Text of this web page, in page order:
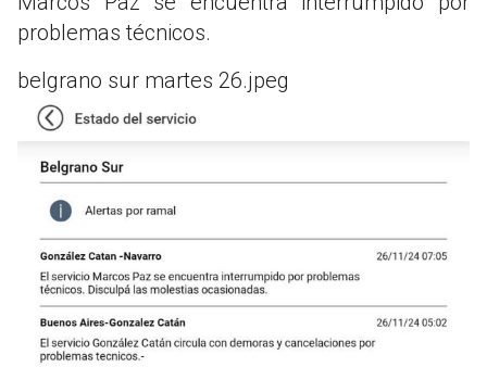
problemas técnicos.
belgrano sur martes 26.jpeg